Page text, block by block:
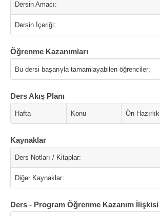
Dersin Amacı:
Dersin İçeriği:
Öğrenme Kazanımları
Bu dersi başarıyla tamamlayabilen öğrenciler;
Ders Akış Planı
Hafta Konu Ön Hazırlık
Kaynaklar
Ders Notları / Kitaplar:
Diğer Kaynaklar:
Ders - Program Öğrenme Kazanım İlişkisi